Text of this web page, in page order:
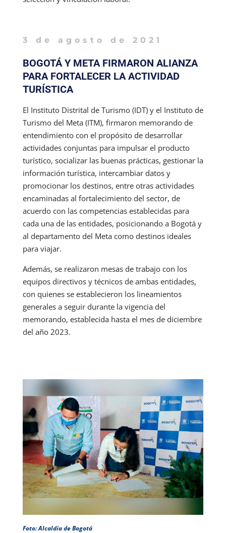
3 de agosto de 2021
BOGOTÁ Y META FIRMARON ALIANZA
PARA FORTALECER LA ACTIVIDAD
TURÍSTICA
El Instituto Distrital de Turismo (IDT) y el Instituto de
Turismo del Meta (ITM), firmaron memorando de
entendimiento con el propósito de desarrollar
actividades conjuntas para impulsar el producto
turístico, socializar las buenas prácticas, gestionar la
información turística, intercambiar datos y
promocionar los destinos, entre otras actividades
encaminadas al fortalecimiento del sector, de
acuerdo con las competencias establecidas para
cada una de las entidades, posicionando a Bogotá y
al departamento del Meta como destinos ideales
para viajar.
Además, se realizaron mesas de trabajo con los
equipos directivos y técnicos de ambas entidades,
con quienes se establecieron los lineamientos
generales a seguir durante la vigencia del
memorando, establecida hasta el mes de diciembre
del año 2023.
Foto: Alcaldía de Bogotá